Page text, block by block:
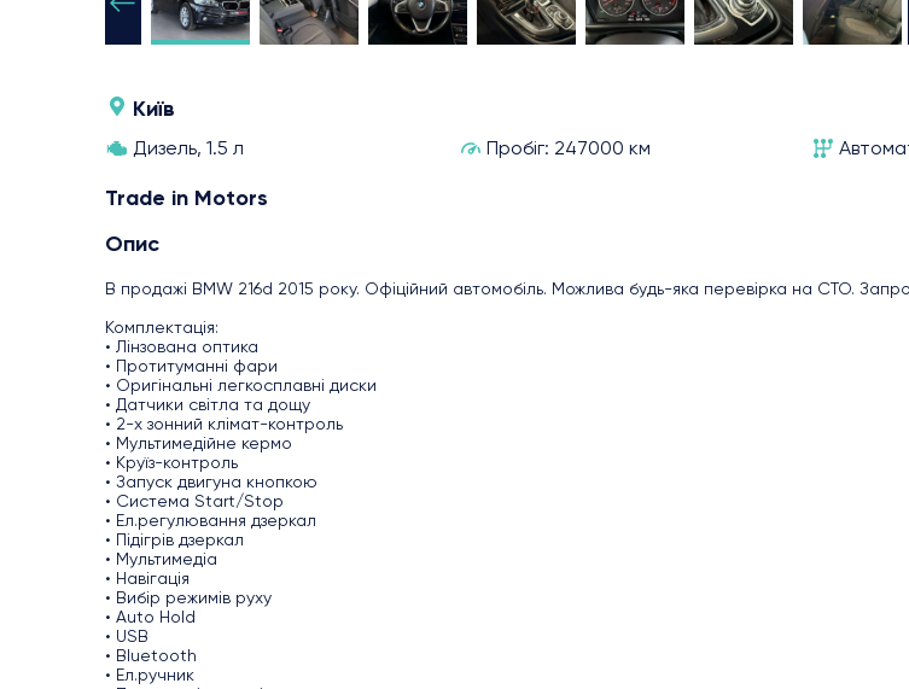
Київ
Дизель, 1.5 л Пробіг: 247000 км
Trade in Motors
Опис
В продажі BMW 216d 2015 року. Офіційний автомобіль. Можлива будь-яка перевірка на СТО.
Комплектація:
• Лінзована оптика
• Протитуманні фари
• Оригінальні легкосплавні диски
• Датчики світла та дощу
• 2-х зонний клімат-контроль
• Мультимедійне кермо
• Круїз-контроль
• Запуск двигуна кнопкою
• Система Start/Stop
• Ел.регулювання дзеркал
• Підігрів дзеркал
• Мультимедіа
• Навігація
• Вибір режимів руху
• Auto Hold
• USB
• Bluetooth
• Ел.ручник